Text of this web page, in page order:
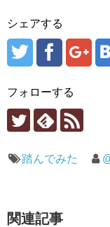
シェアする
フォローする
踏んでみた
関連記事